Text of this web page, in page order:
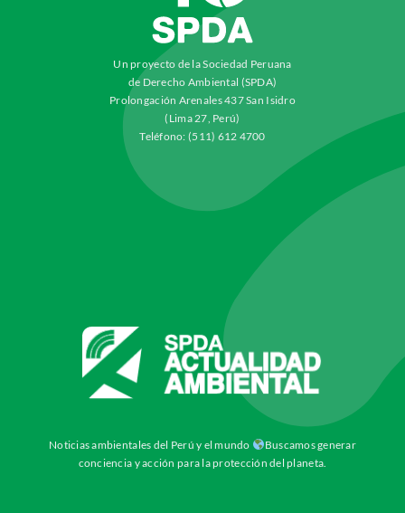
Un proyecto de la Sociedad Peruana
de Derecho Ambiental (SPDA)
Prolongación Arenales 437 San Isidro
(Lima 27, Perú)
Teléfono: (511) 612 4700
Noticias ambientales del Perú y el mundo
Buscamos generar
conciencia y acción para la protección del planeta.